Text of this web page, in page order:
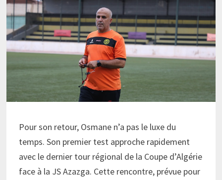
Pour son retour, Osmane n’a pas le luxe du
temps. Son premier test approche rapidement
avec le dernier tour régional de la Coupe d’Algérie
face à la JS Azazga. Cette rencontre, prévue pour